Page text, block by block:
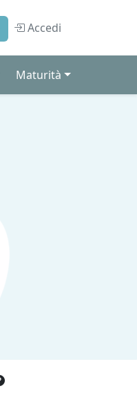
Accedi
Maturità